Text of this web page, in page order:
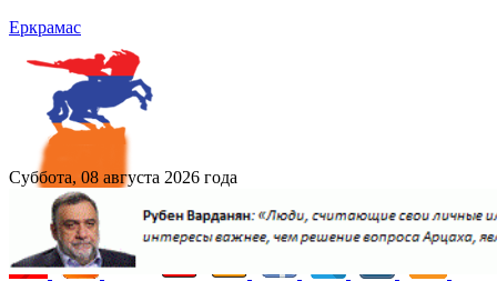
Еркрамас
Суббота, 08 августа 2026 года